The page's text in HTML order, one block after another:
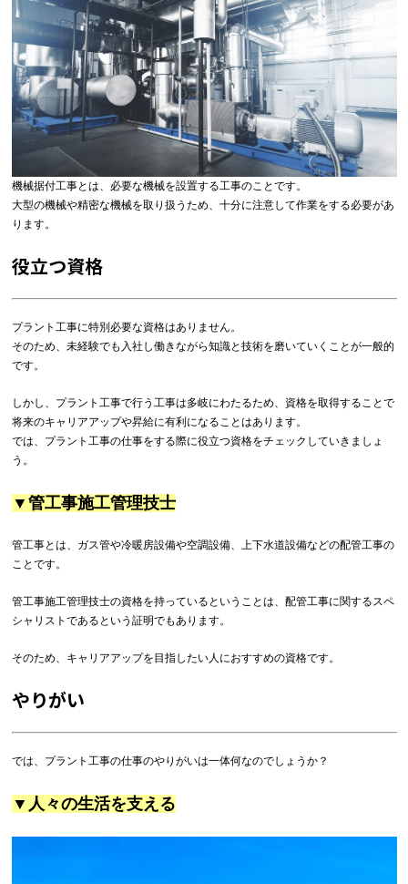
機械据付工事とは、必要な機械を設置する工事のことです。
大型の機械や精密な機械を取り扱うため、十分に注意して作業をする必要があ
ります。
役立つ資格
プラント工事に特別必要な資格はありません。
そのため、未経験でも入社し働きながら知識と技術を磨いていくことが一般的
です。
しかし、プラント工事で行う工事は多岐にわたるため、資格を取得することで
将来のキャリアアップや昇給に有利になることはあります。
では、プラント工事の仕事をする際に役立つ資格をチェックしていきましょ
う。
▼管工事施工管理技士
管工事とは、ガス管や冷暖房設備や空調設備、上下水道設備などの配管工事の
ことです。
管工事施工管理技士の資格を持っているということは、配管工事に関するスペ
シャリストであるという証明でもあります。
そのため、キャリアアップを目指したい人におすすめの資格です。
やりがい
では、プラント工事の仕事のやりがいは一体何なのでしょうか？
▼人々の生活を支える